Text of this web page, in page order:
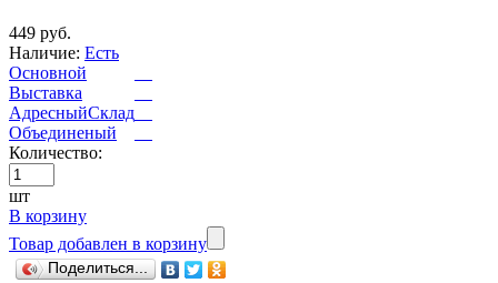
449 руб.
Наличие: Есть
Основной
Выставка
АдресныйСклад
Объединеный
Количество:
шт
В корзину
Товар добавлен в корзину
Поделиться...